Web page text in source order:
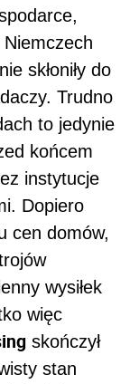
skłoniły do
Trudno
to jedynie
końcem
instytucje
Dopiero
cen domów,
wysiłek
więc
skończył
stan